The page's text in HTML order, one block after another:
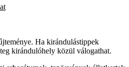
Ha kirándulástippek
kirándulóhely közül válogathat.